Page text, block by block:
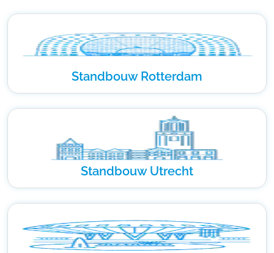
Standbouw Rotterdam
Standbouw Utrecht